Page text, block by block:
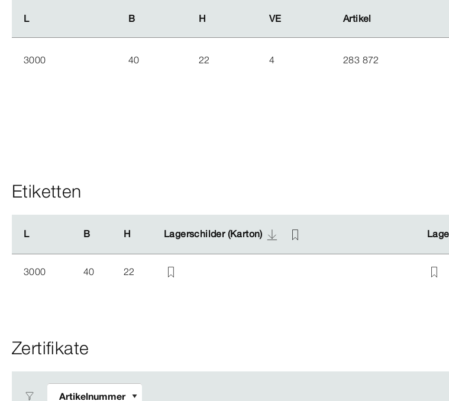
L B H VE Artikel
L B H VE Artikel
3000 40 22 4 283 872
Etiketten
L B H Lagerschilder (Karton)
L B H Lagerschilder (Karton)
3000 40 22
Zertifikate